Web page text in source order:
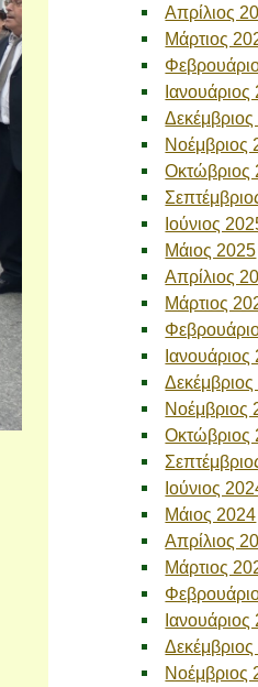
Απρίλιος
Μάρτιος
Νοέμβριος
Οκτώβριος
Ιούνιος
Μάιος 2025
Απρίλιος
Μάρτιος
Νοέμβριος
Οκτώβριος
Ιούνιος
Μάιος 2024
Απρίλιος
Μάρτιος
Νοέμβριος